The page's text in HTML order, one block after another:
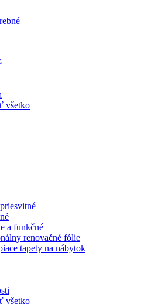
všetko
a funkčné
renovačné fólie
tapety na nábytok
všetko